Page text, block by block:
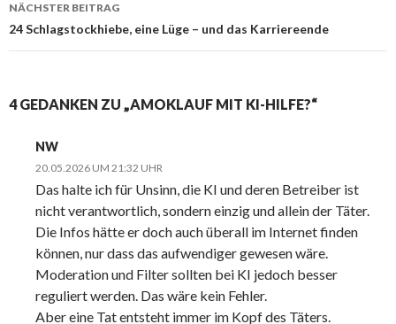
NÄCHSTER BEITRAG
24 Schlagstockhiebe, eine Lüge – und das Karriereende
4 GEDANKEN ZU „AMOKLAUF MIT KI-HILFE?“
NW
20.05.2026 UM 21:32 UHR
Das halte ich für Unsinn, die KI und deren Betreiber ist
nicht verantwortlich, sondern einzig und allein der Täter.
Die Infos hätte er doch auch überall im Internet finden
können, nur dass das aufwendiger gewesen wäre.
Moderation und Filter sollten bei KI jedoch besser
reguliert werden. Das wäre kein Fehler.
Aber eine Tat entsteht immer im Kopf des Täters.